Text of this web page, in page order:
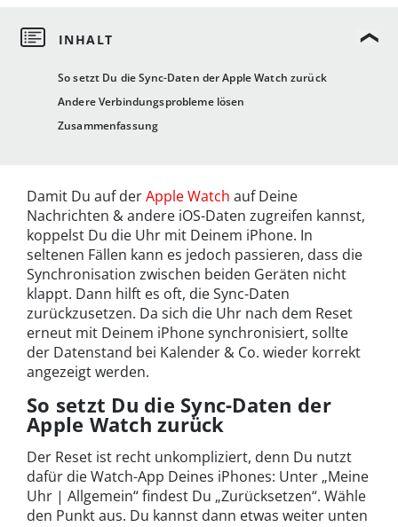
So setzt Du die Sync-Daten der Apple Watch zurück
Andere Verbindungsprobleme lösen
Zusammenfassung
Damit Du auf derApple Watch auf Deine
Nachrichten & andere iOS-Daten zugreifen kannst,
koppelst Du die Uhr mit Deinem iPhone. In
seltenen Fällen kann es jedoch passieren, dass die
Synchronisation zwischen beiden Geräten nicht
klappt. Dann hilft es oft, die Sync-Daten
zurückzusetzen. Da sich die Uhr nach dem Reset
erneut mit Deinem iPhone synchronisiert, sollte
der Datenstand bei Kalender & Co. wieder korrekt
angezeigt werden.
So setzt Du die Sync-Daten der
Apple Watch zurück
Der Reset ist recht unkompliziert, denn Du nutzt
dafür die Watch-App Deines iPhones: Unter „Meine
Uhr | Allgemein“ findest Du „Zurücksetzen“. Wähle
den Punkt aus. Du kannst dann etwas weiter unten